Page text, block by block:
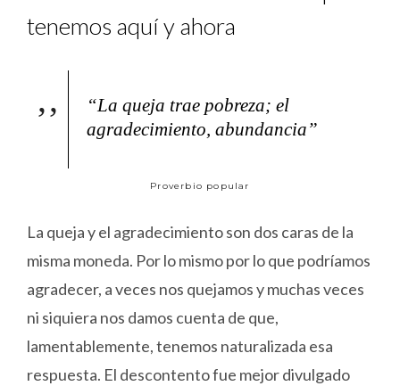
tenemos aquí y ahora
“La queja trae pobreza; el
agradecimiento, abundancia”
Proverbio popular
La queja y el agradecimiento son dos caras de la
misma moneda. Por lo mismo por lo que podríamos
agradecer, a veces nos quejamos y muchas veces
ni siquiera nos damos cuenta de que,
lamentablemente, tenemos naturalizada esa
respuesta. El descontento fue mejor divulgado